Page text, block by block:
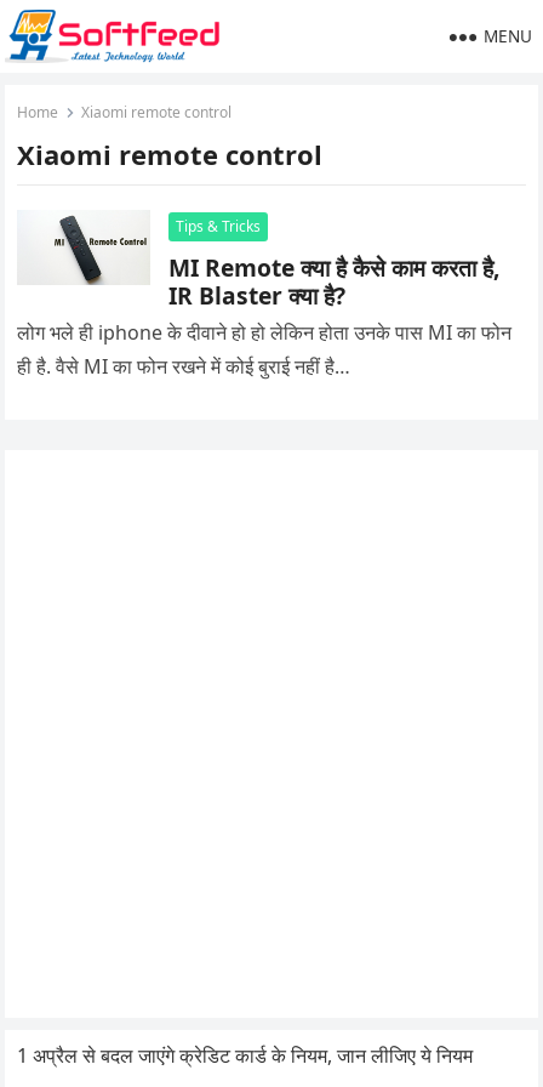
MENU
Home Xiaomi remote control
Xiaomi remote control
Tips & Tricks
MI Remote क्या है कैसे काम करता है,
IR Blaster क्या है?
लोग भले ही iphone के दीवाने हो हो लेकिन होता उनके पास MI का फोन
ही है. वैसे MI का फोन रखने में कोई बुराई नहीं है…
1 अप्रैल से बदल जाएंगे क्रेडिट कार्ड के नियम, जान लीजिए ये नियम